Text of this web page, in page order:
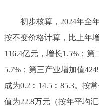
市领导
政策兑现
决策公开
初步核算，2024年全年
按不变价格计算，比上年
116.4亿元，增长1.5%；第
5.7%；第三产业增加值
成为0.2︰14.5︰85.3。按
值为22.8万元（按年平均